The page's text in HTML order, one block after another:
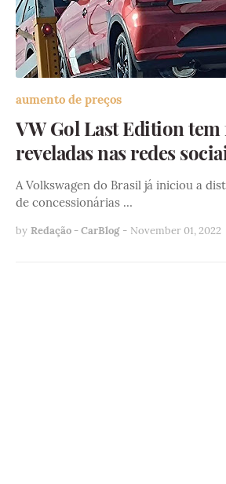
aumento de preços
VW Gol Last Edition tem
reveladas nas redes
A Volkswagen do Brasil já iniciou a
de concessionárias …
by Redação - CarBlog - November 01, 2022